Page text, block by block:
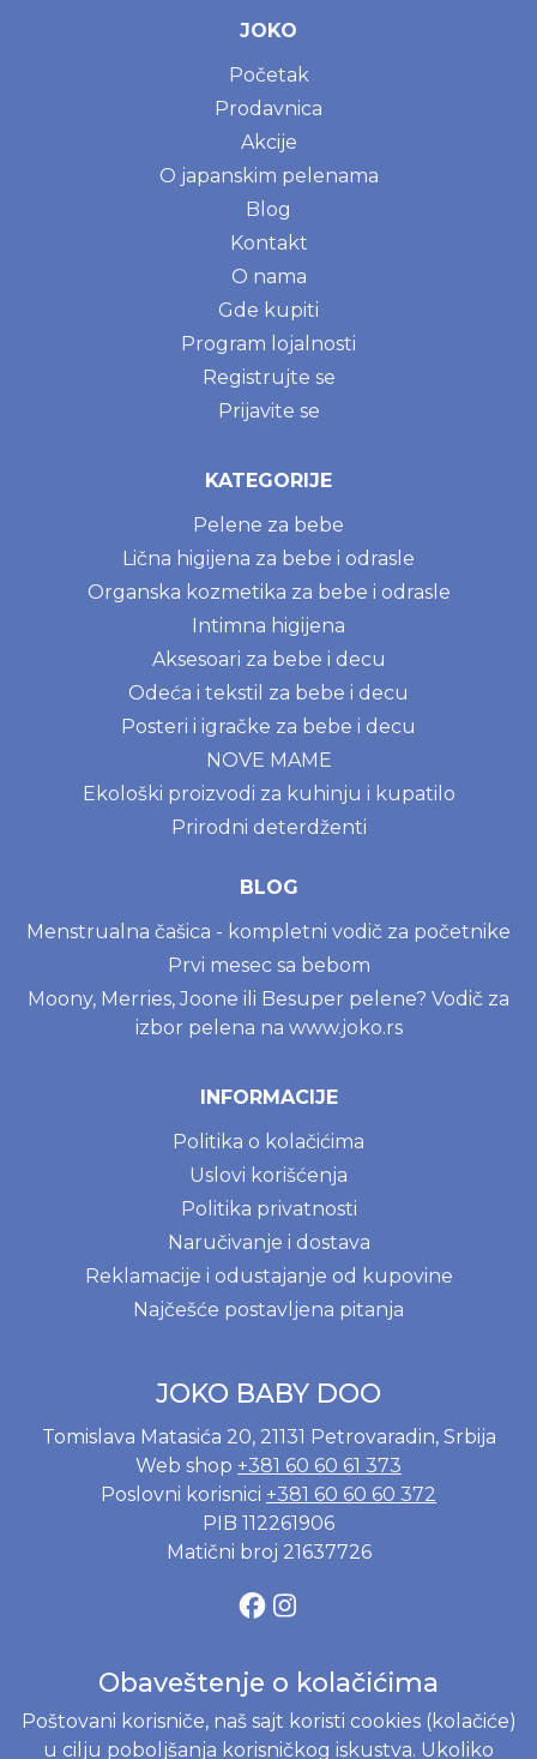
JOKO
Početak
Prodavnica
Akcije
O japanskim pelenama
Blog
Kontakt
O nama
Gde kupiti
Program lojalnosti
Registrujte se
Prijavite se
KATEGORIJE
Pelene za bebe
Lična higijena za bebe i odrasle
Organska kozmetika za bebe i odrasle
Intimna higijena
Aksesoari za bebe i decu
Odeća i tekstil za bebe i decu
Posteri i igračke za bebe i decu
NOVE MAME
Ekološki proizvodi za kuhinju i kupatilo
Prirodni deterdženti
BLOG
Menstrualna čašica - kompletni vodič za početnike
Prvi mesec sa bebom
Moony, Merries, Joone ili Besuper pelene? Vodič za
izbor pelena na www.joko.rs
INFORMACIJE
Politika o kolačićima
Uslovi korišćenja
Politika privatnosti
Naručivanje i dostava
Reklamacije i odustajanje od kupovine
Najčešće postavljena pitanja
JOKO BABY DOO
Tomislava Matasića 20, 21131 Petrovaradin, Srbija
Web shop +381 60 60 61 373
Poslovni korisnici +381 60 60 60 372
PIB 112261906
Matični broj 21637726
Obaveštenje o kolačićima
Poštovani korisniče, naš sajt koristi cookies (kolačiće)
u cilju poboljšanja korisničkog iskustva. Ukoliko